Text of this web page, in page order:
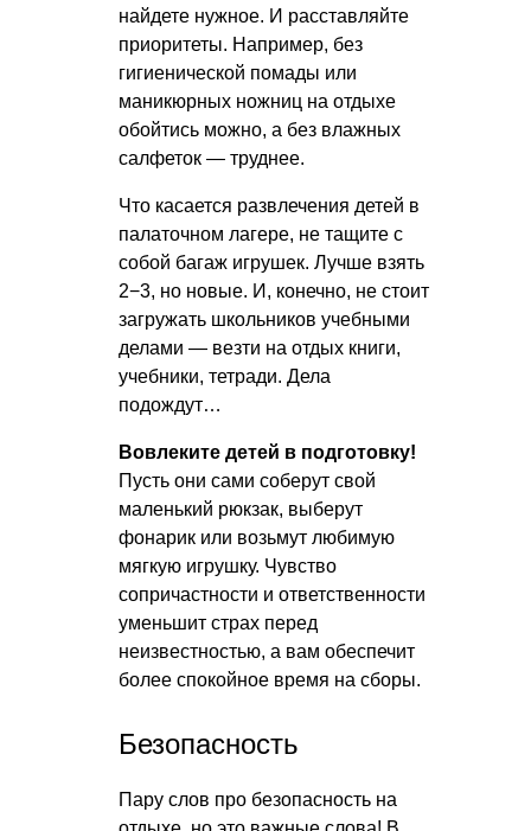
найдете нужное. И расставляйте
приоритеты. Например, без
гигиенической помады или
маникюрных ножниц на отдыхе
обойтись можно, а без влажных
салфеток — труднее.
Что касается развлечения детей в
палаточном лагере, не тащите с
собой багаж игрушек. Лучше взять
2−3, но новые. И, конечно, не стоит
загружать школьников учебными
делами — везти на отдых книги,
учебники, тетради. Дела
подождут…
Вовлеките детей в подготовку!
Пусть они сами соберут свой
маленький рюкзак, выберут
фонарик или возьмут любимую
мягкую игрушку. Чувство
сопричастности и ответственности
уменьшит страх перед
неизвестностью, а вам обеспечит
более спокойное время на сборы.
Безопасность
Пару слов про безопасность на